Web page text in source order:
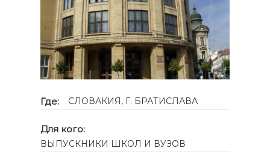
Где: СЛОВАКИЯ, Г. БРАТИСЛАВА
Для кого:
ВЫПУСКНИКИ ШКОЛ И ВУЗОВ